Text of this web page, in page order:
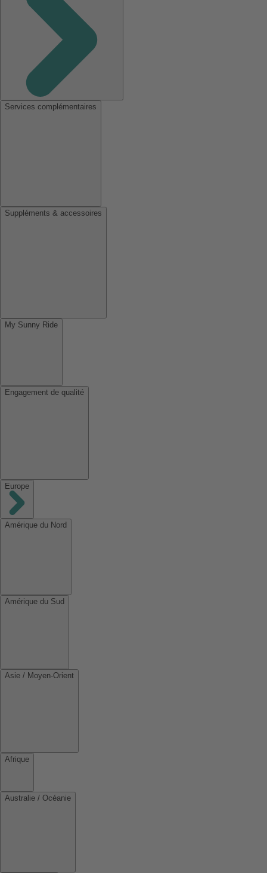
Services complémentaires
Suppléments & accessoires
My Sunny Ride
Engagement de qualité
Europe
Amérique du Nord
Amérique du Sud
Asie / Moyen-Orient
Afrique
Australie / Océanie